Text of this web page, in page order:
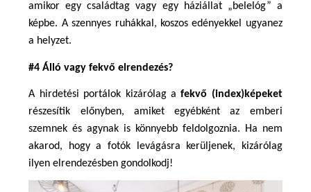
amikor egy családtag vagy egy háziállat „belelóg” a
képbe. A szennyes ruhákkal, koszos edényekkel ugyanez
a helyzet.
#4 Álló vagy fekvő elrendezés?
A hirdetési portálok kizárólag a fekvő (index)képeket
részesítik előnyben, amiket egyébként az emberi
szemnek és agynak is könnyebb feldolgoznia. Ha nem
akarod, hogy a fotók levágásra kerüljenek, kizárólag
ilyen elrendezésben gondolkodj!